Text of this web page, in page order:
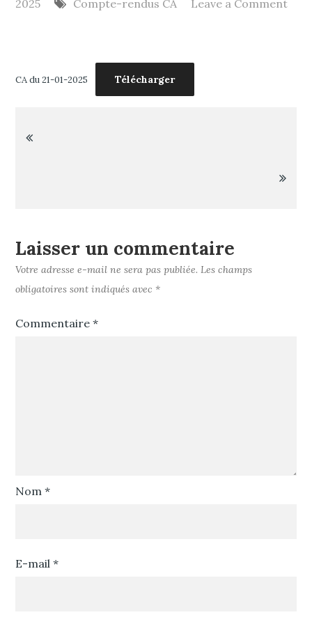
2025
Compte-rendus CA
Leave a Comment
21
CA du 21-01-2025 Télécharger
Navigation
Laisser un commentaire
Votre adresse e-mail ne sera pas publiée. Les champs
obligatoires sont indiqués avec *
Commentaire*
Nom*
E-mail*